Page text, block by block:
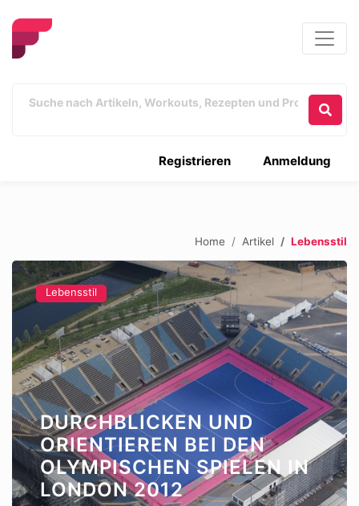
Anmeldung
Registrieren
Home Artikel Lebensstil
Lebensstil
DURCHBLICKEN UND
ORIENTIEREN BEI DEN
OLYMPISCHEN SPIELEN IN
LONDON 2012